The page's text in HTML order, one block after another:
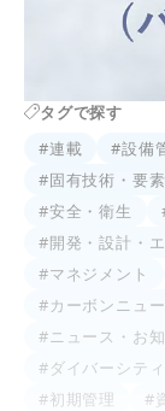
タグで探す
#連載
#設備
#固有技術・要
#安全・衛生
#開発・設計・
#マネジメント
#カーボンニュ
#ニュース・お
#ダイバーシティ
#初期管理
#